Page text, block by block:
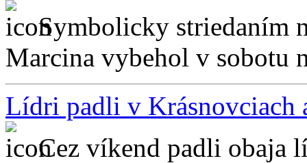
Symbolicky striedaním
Marcina vybehol v sobotu
Lídri padli v Krásnovciach
Cez víkend padli obaja